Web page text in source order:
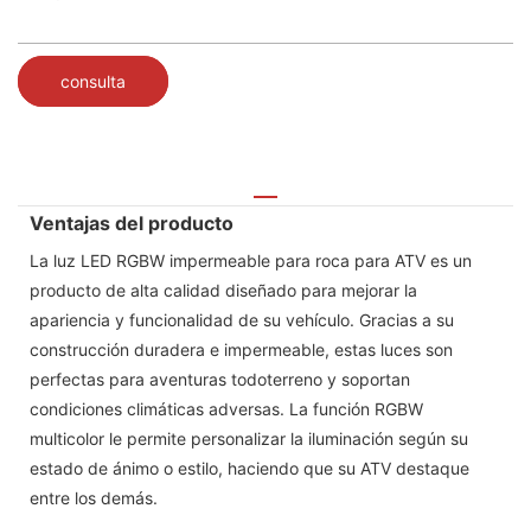
consulta
Ventajas del producto
La luz LED RGBW impermeable para roca para ATV es un
producto de alta calidad diseñado para mejorar la
apariencia y funcionalidad de su vehículo. Gracias a su
construcción duradera e impermeable, estas luces son
perfectas para aventuras todoterreno y soportan
condiciones climáticas adversas. La función RGBW
multicolor le permite personalizar la iluminación según su
estado de ánimo o estilo, haciendo que su ATV destaque
entre los demás.